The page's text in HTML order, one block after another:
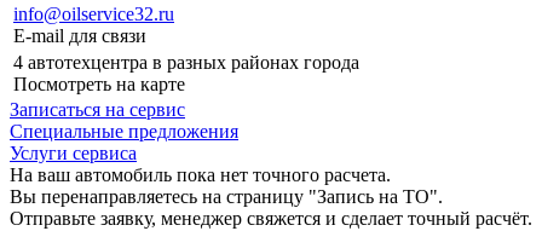
info@oilservice32.ru
E-mail для связи
4 автотехцентра в разных районах города
Посмотреть на карте
Записаться на сервис
Специальные предложения
Услуги сервиса
На ваш автомобиль пока нет точного расчета.
Вы перенаправляетесь на страницу "Запись на ТО".
Отправьте заявку, менеджер свяжется и сделает точный расчёт.